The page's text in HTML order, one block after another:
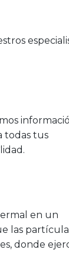
todas tus
en un
las
donde